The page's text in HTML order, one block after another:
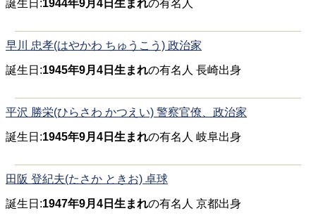
誕生日:1944年9月4日生まれの有名人
早川 忠孝(はやかわ ちゅうこう) 政治家
誕生日:1945年9月4日生まれの有名人 長崎出身
平沢 勝栄(ひらさわ かつえい) 警察官僚、政治家
誕生日:1945年9月4日生まれの有名人 岐阜出身
田阪 登紀夫(たさか ときお) 卓球
誕生日:1947年9月4日生まれの有名人 京都出身